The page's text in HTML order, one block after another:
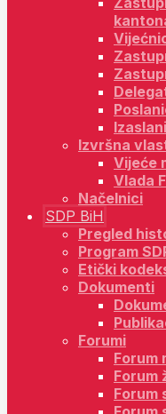
Izvršna
Vijeće
Vlada
Načelnici
SDP BiH
Pregled
Program
Etički
Dokumenti
Forumi
Forum
Forum
Forum